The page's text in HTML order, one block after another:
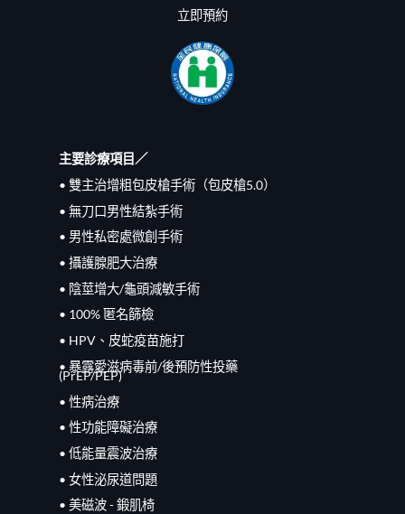
立即預約
主要診療項目／
• 雙主治增粗包皮槍手術（包皮槍5.0）
• 無刀口男性結紮手術
• 男性私密處微創手術
• 攝護腺肥大治療
• 陰莖增大/龜頭減敏手術
• 100% 匿名篩檢
• HPV、皮蛇疫苗施打
• 暴露愛滋病毒前/後預防性投藥
(PrEP/PEP)
• 性病治療
• 性功能障礙治療
• 低能量震波治療
• 女性泌尿道問題
• 美磁波 - 鍛肌椅